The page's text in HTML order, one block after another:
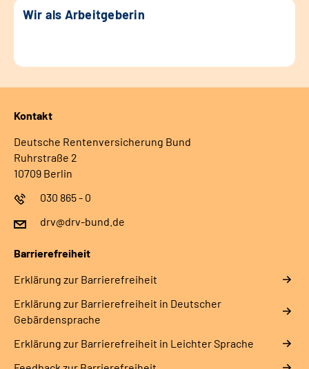
Wir als Arbeitgeberin
Kontakt
Deutsche Rentenversicherung Bund
Ruhrstraße 2
10709 Berlin
030 865 - 0
drv@drv-bund.de
Barrierefreiheit
Erklärung zur Barrierefreiheit
Erklärung zur Barrierefreiheit in Deutscher
Gebärdensprache
Erklärung zur Barrierefreiheit in Leichter Sprache